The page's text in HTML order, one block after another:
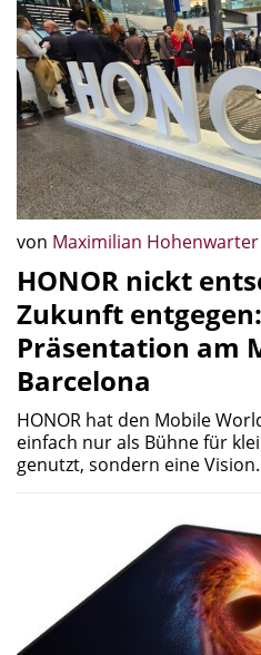
von Maximilian Hohenwarter
HONOR nickt
Zukunft
Präsentation am
Barcelona
HONOR hat den Mobile
einfach nur als Bühne für
genutzt, sondern eine